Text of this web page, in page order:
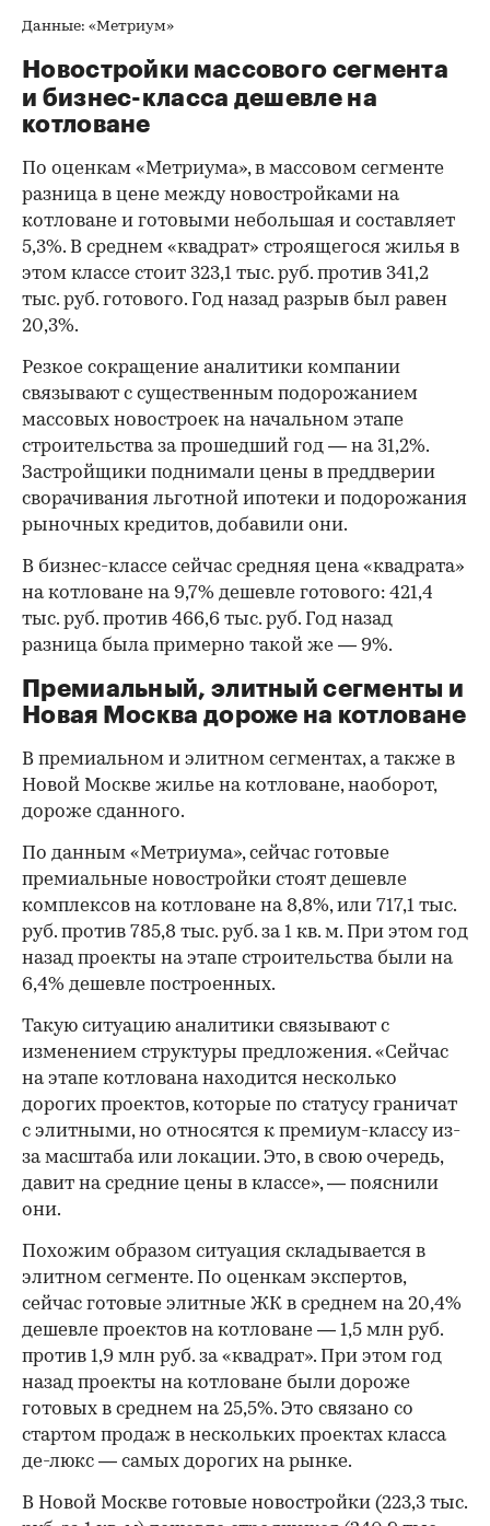
Данные: «Метриум»
Новостройки массового сегмента
и бизнес-класса дешевле на
котловане
По оценкам «Метриума», в массовом сегменте
разница в цене между новостройками на
котловане и готовыми небольшая и составляет
5,3%. В среднем «квадрат» строящегося жилья в
этом классе стоит 323,1 тыс. руб. против 341,2
тыс. руб. готового. Год назад разрыв был равен
20,3%.
Резкое сокращение аналитики компании
связывают с существенным подорожанием
массовых новостроек на начальном этапе
строительства за прошедший год — на 31,2%.
Застройщики поднимали цены в преддверии
сворачивания льготной ипотеки и подорожания
рыночных кредитов, добавили они.
В бизнес-классе сейчас средняя цена «квадрата»
на котловане на 9,7% дешевле готового: 421,4
тыс. руб. против 466,6 тыс. руб. Год назад
разница была примерно такой же — 9%.
Премиальный, элитный сегменты и
Новая Москва дороже на котловане
В премиальном и элитном сегментах, а также в
Новой Москве жилье на котловане, наоборот,
дороже сданного.
По данным «Метриума», сейчас готовые
премиальные новостройки стоят дешевле
комплексов на котловане на 8,8%, или 717,1 тыс.
руб. против 785,8 тыс. руб. за 1 кв. м. При этом год
назад проекты на этапе строительства были на
6,4% дешевле построенных.
Такую ситуацию аналитики связывают с
изменением структуры предложения. «Сейчас
на этапе котлована находится несколько
дорогих проектов, которые по статусу граничат
с элитными, но относятся к премиум-классу из-
за масштаба или локации. Это, в свою очередь,
давит на средние цены в классе», — пояснили
они.
Похожим образом ситуация складывается в
элитном сегменте. По оценкам экспертов,
сейчас готовые элитные ЖК в среднем на 20,4%
дешевле проектов на котловане — 1,5 млн руб.
против 1,9 млн руб. за «квадрат». При этом год
назад проекты на котловане были дороже
готовых в среднем на 25,5%. Это связано со
стартом продаж в нескольких проектах класса
де-люкс — самых дорогих на рынке.
В Новой Москве готовые новостройки (223,3 тыс.